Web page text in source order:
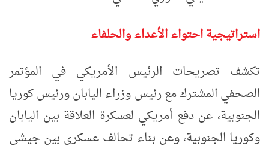
استراتيجية احتواء الأعداء والحلفاء
تكشف تصريحات الرئيس الأمريكي في المؤتمر
الصحفي المشترك مع رئيس وزراء اليابان ورئيس كوريا
الجنوبية، عن دفع أمريكي لعسكرة العلاقة بين اليابان
وكوريا الجنوبية، وعن بناء تحالف عسكري بين جيشي